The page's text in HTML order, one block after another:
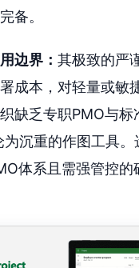
备。
边界：其极致的严
成本，对轻量或敏
缺乏专职PMO与标
沉重的作图工具。
体系且需强管控的